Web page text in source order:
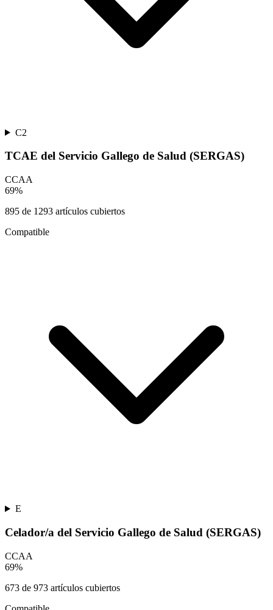
C2
TCAE del Servicio Gallego de Salud (SERGAS)
CCAA
69%
895 de 1293 artículos cubiertos
Compatible
E
Celador/a del Servicio Gallego de Salud (SERGAS)
CCAA
69%
673 de 973 artículos cubiertos